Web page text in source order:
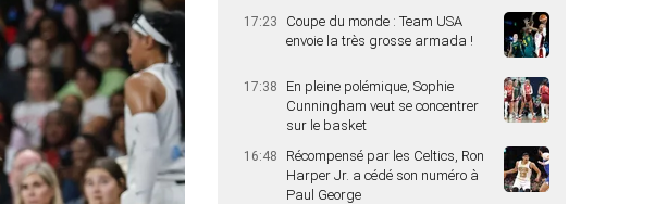
17:23
Coupe du monde : Team USA
envoie la très grosse armada !
17:38
En pleine polémique, Sophie
Cunningham veut se concentrer
sur le basket
16:48
Récompensé par les Celtics, Ron
Harper Jr. a cédé son numéro à
Paul George